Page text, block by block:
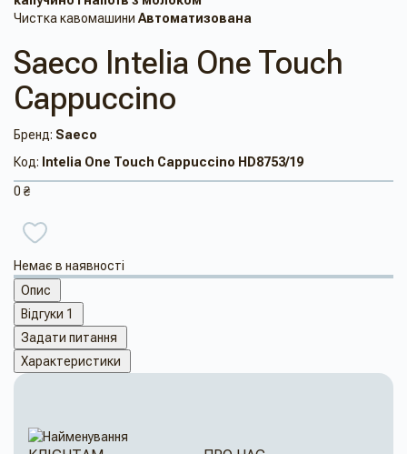
Чистка кавомашини Автоматизована
Saeco Intelia One Touch
Cappuccino
Бренд: Saeco
Код: Intelia One Touch Cappuccino HD8753/19
0 ₴
Немає в наявності
Опис
Відгуки 1
Задати питання
Характеристики